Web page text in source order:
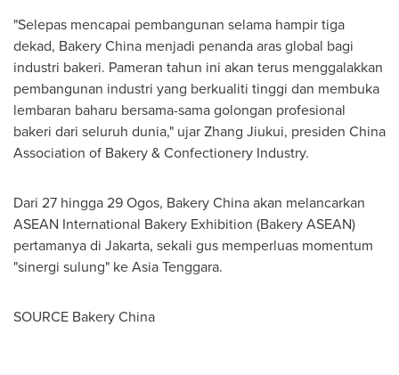
"Selepas mencapai pembangunan selama hampir tiga
dekad, Bakery China menjadi penanda aras global bagi
industri bakeri. Pameran tahun ini akan terus menggalakkan
pembangunan industri yang berkualiti tinggi dan membuka
lembaran baharu bersama-sama golongan profesional
bakeri dari seluruh dunia," ujar Zhang Jiukui, presiden China
Association of Bakery & Confectionery Industry.
Dari 27 hingga 29 Ogos, Bakery China akan melancarkan
ASEAN International Bakery Exhibition (Bakery ASEAN)
pertamanya di Jakarta, sekali gus memperluas momentum
"sinergi sulung" ke Asia Tenggara.
SOURCE Bakery China